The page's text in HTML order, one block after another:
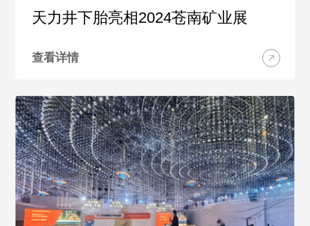
天力井下胎亮相2024苍南矿业展
查看详情